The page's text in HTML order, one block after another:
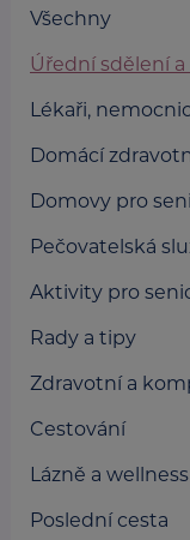
Všechny
Úřední sdělení
Lékaři,
Domácí
Domovy pro
Pečovatelská
Aktivity pro
Rady a tipy
Zdravotní a
Cestování
Lázně a wellness
Poslední cesta